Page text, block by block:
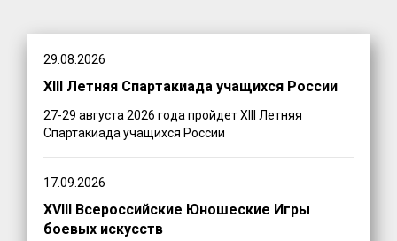
29.08.2026
XIII Летняя Спартакиада учащихся России
27-29 августа 2026 года пройдет XIII Летняя
Спартакиада учащихся России
17.09.2026
XVIII Всероссийские Юношеские Игры
боевых искусств